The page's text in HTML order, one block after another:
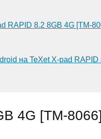
RAPID 8.2 8GB 4G [TM-
на TeXet X-pad
4G [TM-8066]